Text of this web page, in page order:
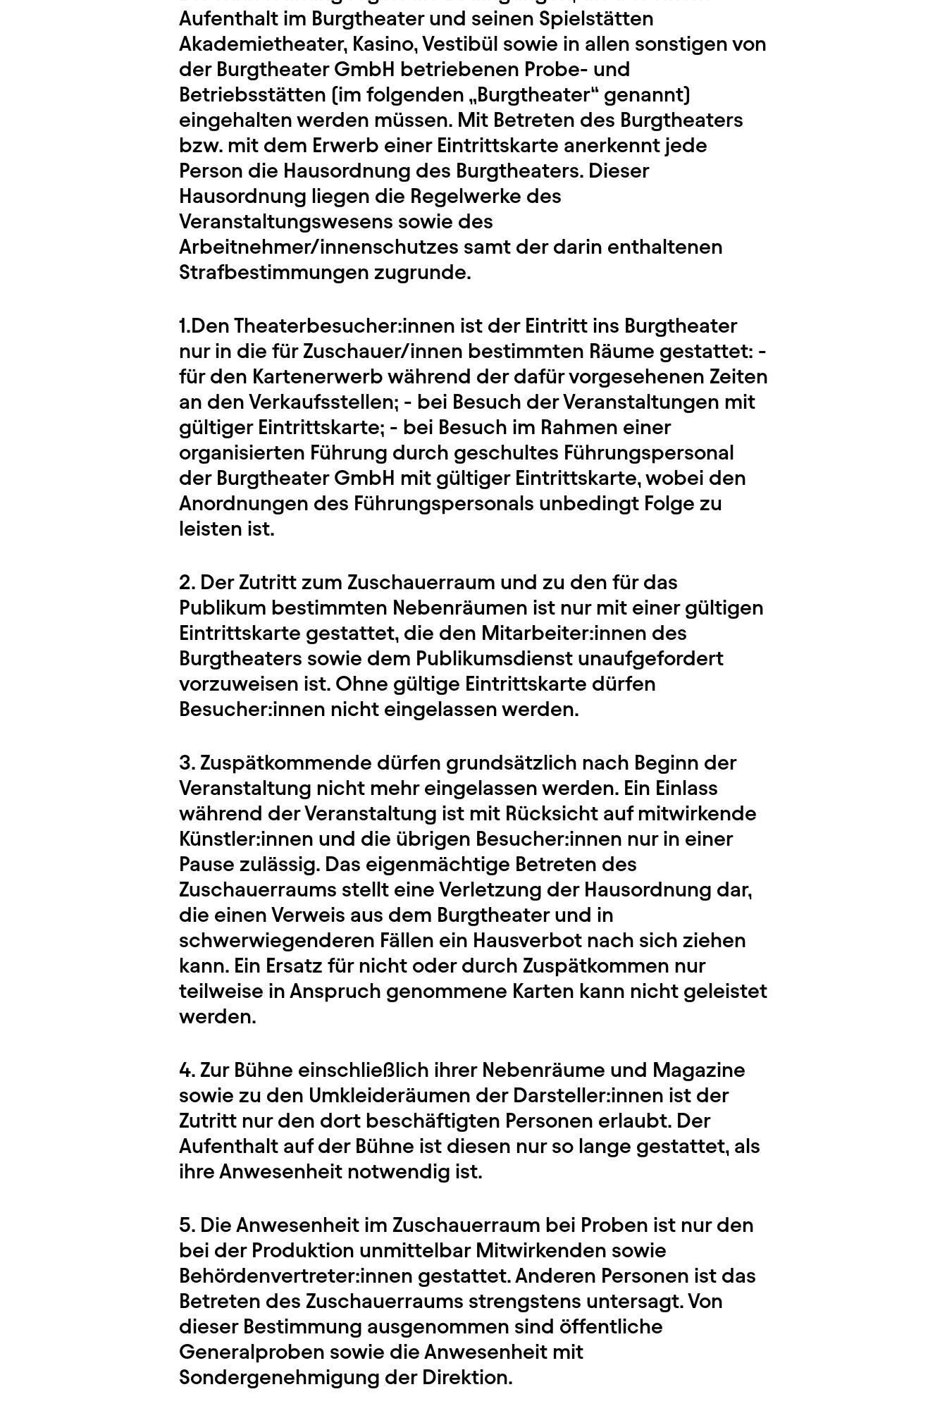
Aufenthalt im Burgtheater und seinen Spielstätten
Akademietheater, Kasino, Vestibül sowie in allen sonstigen von
der Burgtheater GmbH betriebenen Probe- und
Betriebsstätten (im folgenden „Burgtheater“ genannt)
eingehalten werden müssen. Mit Betreten des Burgtheaters
bzw. mit dem Erwerb einer Eintrittskarte anerkennt jede
Person die Hausordnung des Burgtheaters. Dieser
Hausordnung liegen die Regelwerke des
Veranstaltungswesens sowie des
Arbeitnehmer/innenschutzes samt der darin enthaltenen
Strafbestimmungen zugrunde.
1.Den Theaterbesucher:innen ist der Eintritt ins Burgtheater
nur in die für Zuschauer/innen bestimmten Räume gestattet: -
für den Kartenerwerb während der dafür vorgesehenen Zeiten
an den Verkaufsstellen; - bei Besuch der Veranstaltungen mit
gültiger Eintrittskarte; - bei Besuch im Rahmen einer
organisierten Führung durch geschultes Führungspersonal
der Burgtheater GmbH mit gültiger Eintrittskarte, wobei den
Anordnungen des Führungspersonals unbedingt Folge zu
leisten ist.
2. Der Zutritt zum Zuschauerraum und zu den für das
Publikum bestimmten Nebenräumen ist nur mit einer gültigen
Eintrittskarte gestattet, die den Mitarbeiter:innen des
Burgtheaters sowie dem Publikumsdienst unaufgefordert
vorzuweisen ist. Ohne gültige Eintrittskarte dürfen
Besucher:innen nicht eingelassen werden.
3. Zuspätkommende dürfen grundsätzlich nach Beginn der
Veranstaltung nicht mehr eingelassen werden. Ein Einlass
während der Veranstaltung ist mit Rücksicht auf mitwirkende
Künstler:innen und die übrigen Besucher:innen nur in einer
Pause zulässig. Das eigenmächtige Betreten des
Zuschauerraums stellt eine Verletzung der Hausordnung dar,
die einen Verweis aus dem Burgtheater und in
schwerwiegenderen Fällen ein Hausverbot nach sich ziehen
kann. Ein Ersatz für nicht oder durch Zuspätkommen nur
teilweise in Anspruch genommene Karten kann nicht geleistet
werden.
4. Zur Bühne einschließlich ihrer Nebenräume und Magazine
sowie zu den Umkleideräumen der Darsteller:innen ist der
Zutritt nur den dort beschäftigten Personen erlaubt. Der
Aufenthalt auf der Bühne ist diesen nur so lange gestattet, als
ihre Anwesenheit notwendig ist.
5. Die Anwesenheit im Zuschauerraum bei Proben ist nur den
bei der Produktion unmittelbar Mitwirkenden sowie
Behördenvertreter:innen gestattet. Anderen Personen ist das
Betreten des Zuschauerraums strengstens untersagt. Von
dieser Bestimmung ausgenommen sind öffentliche
Generalproben sowie die Anwesenheit mit
Sondergenehmigung der Direktion.